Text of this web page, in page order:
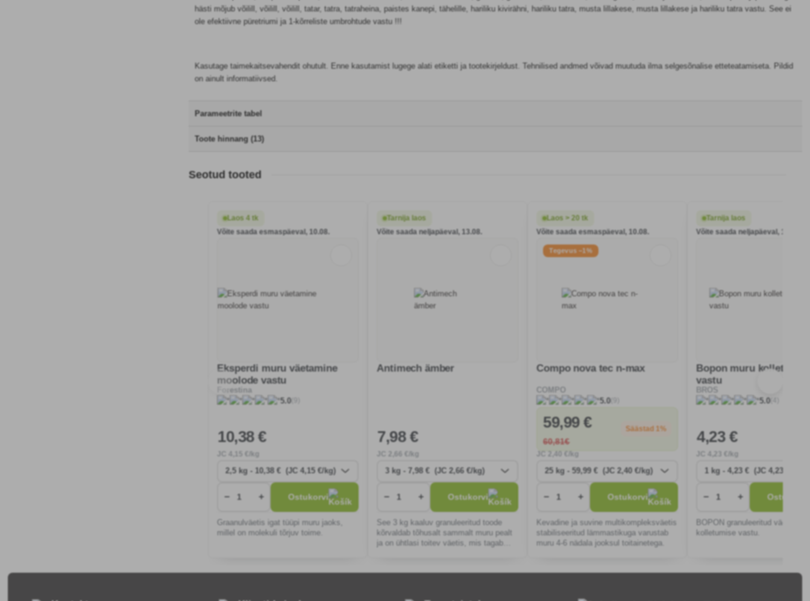
hästi mõjub võilill, võilill, võilill, tatar, tatra, tatraheina, paistes kanepi, tähelille, hariliku kivirähni, hariliku tatra, musta lillakese, musta lillakese ja hariliku tatra vastu. See ei
ole efektiivne püretriumi ja 1-kõrreliste umbrohtude vastu !!!
Kasutage taimekaitsevahendit ohutult. Enne kasutamist lugege alati etiketti ja tootekirjeldust. Tehnilised andmed võivad muutuda ilma selgesõnalise etteteatamiseta. Pildid
on ainult informatiivsed.
Parameetrite tabel
Toote hinnang (13)
Seotud tooted
Laos 4 tk
Võite saada esmaspäeval, 10.08.
Eksperdi muru väetamine
moolode vastu
Forestina
5.0(9)
10,38 €
4 ,15 €/kg
− + Ostukorvi
Graanulväetis igat tüüpi muru jaoks,
millel on molekuli tõrjuv toime.
Tarnija laos
Võite saada neljapäeval, 13.08.
Antimech ämber
7,98 €
2 ,66 €/kg
− + Ostukorvi
See 3 kg kaaluv granuleeritud toode
kõrvaldab tõhusalt sammalt muru pealt
ja on ühtlasi toitev väetis, mis tagab
Laos > 20 tk
Võite saada esmaspäeval, 10.08.
Tegevus −1%
Compo nova tec n-max
COMPO
5.0(9)
59,99 €
60,81€
Säästad 1%
JC 2 ,40 €/kg
− + Ostukorvi
Kevadine ja suvine multikompleksväetis
stabiliseeritud lämmastikuga varustab
muru 4-6 nädala jooksul toitainetega.
Tarnija laos
Võite saada neljapäeval, 13.08.
Bopon muru
vastu
5.0(4)
4,23 €
4 ,23 €/kg
− + Ostukorvi
BOPON granuleeritud väetis
kolletumise vastu.